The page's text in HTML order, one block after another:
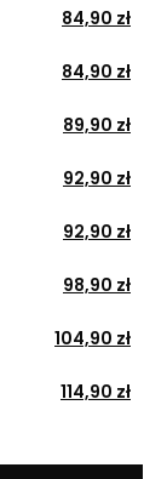
84,90 zł
84,90 zł
89,90 zł
92,90 zł
92,90 zł
98,90 zł
104,90 zł
114,90 zł